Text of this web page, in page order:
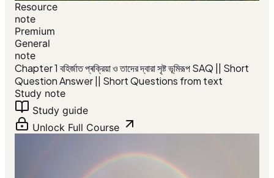
Resource
note
Premium
General
note
Chapter 1 বহির্জাত প্ৰক্রিয়া ও তাদের দ্বারা সৃষ্ট ভূমিরূপ SAQ || Short
Question Answer || Short Questions from text
Study note
Study guide
Unlock Full Course